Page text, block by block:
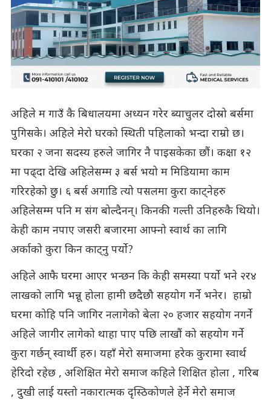
अहिले म गाउँ कै बिधालयमा अध्यन गरेर ब्याचुलर दोस्रो बर्समा
पुगिसके। अहिले मेरो घरको स्थिती पहिलाको भन्दा राम्रो छ।
घरका २ जना सदस्य हरुले जागिर नै पाइसकेका छौं। कक्षा १२
मा पढ्दा देखि अहिलेसम्म ३ बर्स भयो म मिडियामा काम
गरिरहेको छु। ६ बर्स अगाडि त्यो पसलमा कुरा काट्नेहरु
अहिलेसम्म पनि म संग बोल्दैनन्। किनकी गल्ती उनिहरुकै थियो।
केही काम नपाए जसरी बजारमा आफ्नो स्वार्थ का लागि
अर्काको कुरा किन काट्नु पर्यो?
अहिले आफै घरमा आएर भन्छन कि केही समस्या पर्यो भने २र४
लाखको लागि भन्नू होला हामी छदैछौ सहयोग गर्ने भनेर। हाम्रो
घरमा कोहि पनि जागिर नलागेको बेला २० हजार सहयोग नगर्ने
अहिले जागीर लागेको थाहा पाए पछि लाखौं को सहयोग गर्ने
कुरा गर्छन् स्वार्थी हरु। यहाँ मेरो समाजमा हरेक कुरामा स्वार्थ
हेरिदो रहेछ , अशिक्षित मेरो समाज कहिले शिक्षित होला , गरिब
, दुखी लाई यस्तो नकारात्मक दृस्ठिकोणले हेर्ने मेरो समाज